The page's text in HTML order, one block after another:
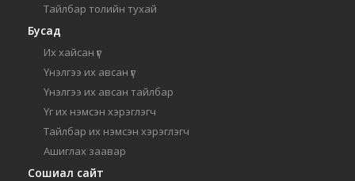
Тайлбар толийн тухай
Бусад
Их хайсан үг
Үнэлгээ их авсан үг
Үнэлгээ их авсан тайлбар
Үг их нэмсэн хэрэглэгч
Тайлбар их нэмсэн хэрэглэгч
Ашиглах заавар
Сошиал сайт